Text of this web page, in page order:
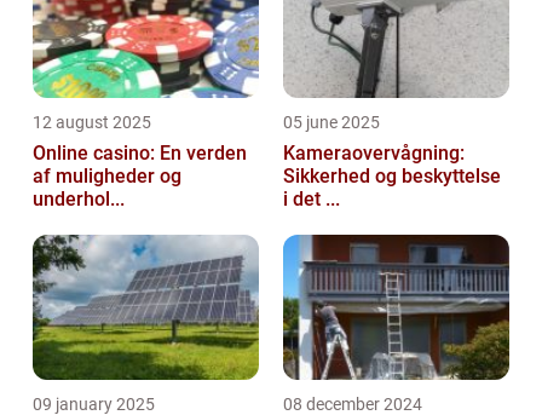
12 august 2025
Online casino: En verden
af muligheder og
underhol...
05 june 2025
Kameraovervågning:
Sikkerhed og beskyttelse
i det ...
09 january 2025 08 december 2024